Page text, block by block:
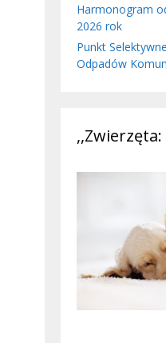
Harmonogram
2026 rok
Punkt
Odpadów
,,Zwierzęta: